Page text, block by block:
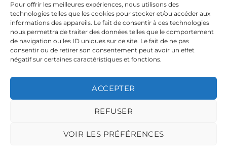
Pour offrir les meilleures expériences, nous utilisons des
technologies telles que les cookies pour stocker et/ou accéder aux
informations des appareils. Le fait de consentir à ces technologies
nous permettra de traiter des données telles que le comportement
de navigation ou les ID uniques sur ce site. Le fait de ne pas
consentir ou de retirer son consentement peut avoir un effet
négatif sur certaines caractéristiques et fonctions.
ACCEPTER
REFUSER
VOIR LES PRÉFÉRENCES
Vendredi :10:00 - 19h
Samedi :10h - 19h
Dimanche :Fermé
POLITIQUE DE RETOUR
ILS PARLENT DE NOUS
Conditions d'utilisationde Google applicables.